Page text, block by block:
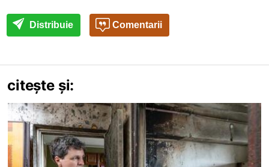
Distribuie Comentarii
citește și: